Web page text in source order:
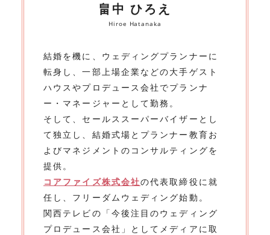
畠中 ひろえ
Hiroe Hatanaka
結婚を機に、ウェディングプランナーに
転身し、一部上場企業などの大手ゲスト
ハウスやプロデュース会社でプランナ
ー・マネージャーとして勤務。
そして、セールススーパーバイザーとし
て独立し、結婚式場とプランナー教育お
よびマネジメントのコンサルティングを
提供。
コアファイズ株式会社の代表取締役に就
任し、フリーダムウェディング始動。
関西テレビの「今後注目のウェディング
プロデュース会社」としてメディアに取